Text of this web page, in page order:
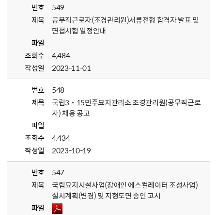
번호
549
제목
공무직근로자(조경관리원)서류전형 합격자 발표 및
면접시험 일정안내
파일
조회수
4,484
작성일
2023-11-01
번호
548
제목
국립3˙15민주묘지관리소 조경관리원(공무직근로
자) 채용 공고
파일
조회수
4,434
작성일
2023-10-19
번호
547
제목
국립묘지시설사업(장애인 에스컬레이터 조성사업)
실시계획(변경) 및 지형도면 승인 고시
파일